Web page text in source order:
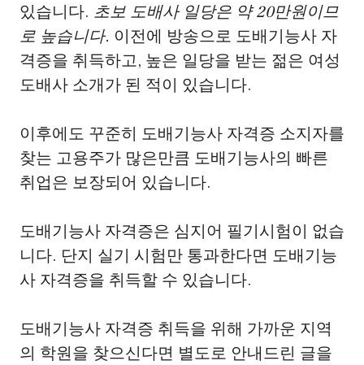
있습니다. 초보 도배사 일당은 약 20만원이므
로 높습니다. 이전에 방송으로 도배기능사 자
격증을 취득하고, 높은 일당을 받는 젊은 여성
도배사 소개가 된 적이 있습니다.
이후에도 꾸준히 도배기능사 자격증 소지자를
찾는 고용주가 많은만큼 도배기능사의 빠른
취업은 보장되어 있습니다.
도배기능사 자격증은 심지어 필기시험이 없습
니다. 단지 실기 시험만 통과한다면 도배기능
사 자격증을 취득할 수 있습니다.
도배기능사 자격증 취득을 위해 가까운 지역
의 학원을 찾으신다면 별도로 안내드린 글을